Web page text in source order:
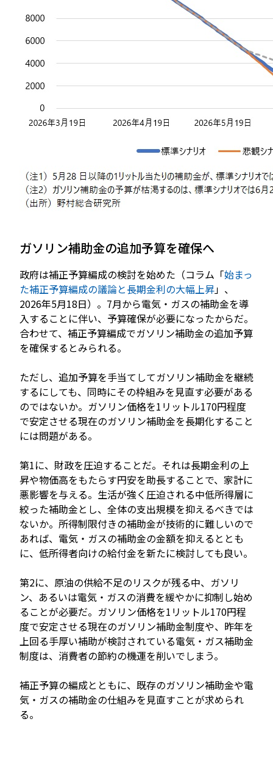
ガソリン補助金の追加予算を確保へ
政府は補正予算編成の検討を始めた（コラム「始まっ
た補正予算編成の議論と長期金利の大幅上昇」、
2026年5月18日）。7月から電気・ガスの補助金を導
入することに伴い、予算確保が必要になったからだ。
合わせて、補正予算編成でガソリン補助金の追加予算
を確保するとみられる。
ただし、追加予算を手当てしてガソリン補助金を継続
するにしても、同時にその枠組みを見直す必要がある
のではないか。ガソリン価格を1リットル170円程度
で安定させる現在のガソリン補助金を長期化すること
には問題がある。
第1に、財政を圧迫することだ。それは長期金利の上
昇や物価高をもたらす円安を助長することで、家計に
悪影響を与える。生活が強く圧迫される中低所得層に
絞った補助金とし、全体の支出規模を抑えるべきでは
ないか。所得制限付きの補助金が技術的に難しいので
あれば、電気・ガスの補助金の金額を抑えるととも
に、低所得者向けの給付金を新たに検討しても良い。
第2に、原油の供給不足のリスクが残る中、ガソリ
ン、あるいは電気・ガスの消費を緩やかに抑制し始め
ることが必要だ。ガソリン価格を1リットル170円程
度で安定させる現在のガソリン補助金制度や、昨年を
上回る手厚い補助が検討されている電気・ガス補助金
制度は、消費者の節約の機運を削いでしまう。
補正予算の編成とともに、既存のガソリン補助金や電
気・ガスの補助金の仕組みを見直すことが求められ
る。